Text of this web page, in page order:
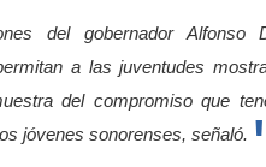
del gobernador Alfonso
a las juventudes
del compromiso que
jóvenes sonorenses, señaló.